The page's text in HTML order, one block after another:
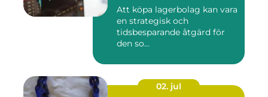
Att köpa lagerbolag kan vara
en strategisk och
tidsbesparande åtgärd för
den so...
02. jul